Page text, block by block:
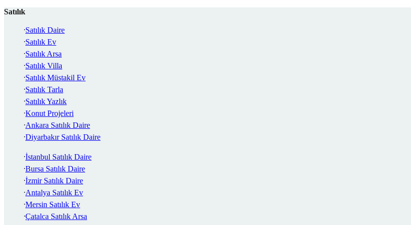
Satılık
Satılık Daire
Satılık Ev
Satılık Arsa
Satılık Villa
Satılık Müstakil Ev
Satılık Tarla
Satılık Yazlık
Konut Projeleri
Ankara Satılık Daire
Diyarbakır Satılık Daire
İstanbul Satılık Daire
Bursa Satılık Daire
İzmir Satılık Daire
Antalya Satılık Ev
Mersin Satılık Ev
Çatalca Satılık Arsa